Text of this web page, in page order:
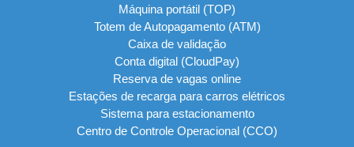
Máquina portátil (TOP)
Totem de Autopagamento (ATM)
Caixa de validação
Conta digital (CloudPay)
Reserva de vagas online
Estações de recarga para carros elétricos
Sistema para estacionamento
Centro de Controle Operacional (CCO)